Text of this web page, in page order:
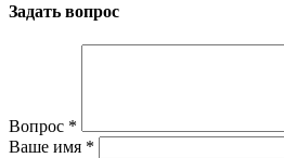
Задать вопрос
Вопрос *
Ваше имя *